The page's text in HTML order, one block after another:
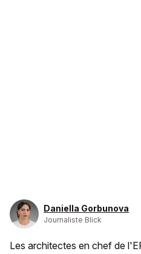
Daniella Gorbunova
Journaliste Blick
Les architectes en chef de